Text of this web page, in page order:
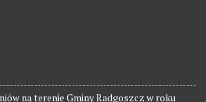
na terenie Gminy Radgoszcz w roku